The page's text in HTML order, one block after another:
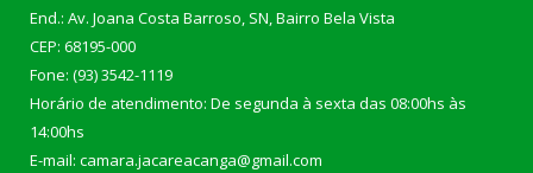
End.: Av. Joana Costa Barroso, SN, Bairro Bela Vista
CEP: 68195-000
Fone: (93) 3542-1119
Horário de atendimento: De segunda à sexta das 08:00hs às
14:00hs
E-mail: camara.jacareacanga@gmail.com